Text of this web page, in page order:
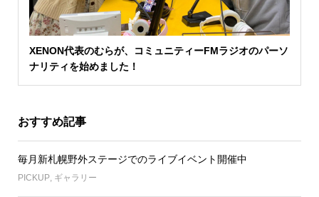
XENON代表のむらが、コミュニティーFMラジオのパーソ
ナリティを始めました！
おすすめ記事
毎月新札幌野外ステージでのライブイベント開催中
PICKUP, ギャラリー